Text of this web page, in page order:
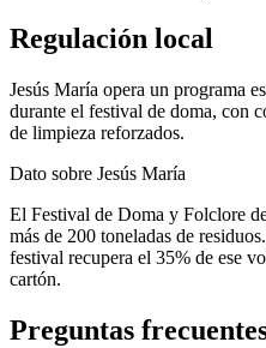
Regulación local
Jesús María opera un programa
durante el festival de doma, con
de limpieza reforzados.
Dato sobre Jesús María
El Festival de Doma y Folclore
más de 200 toneladas de
festival recupera el 35% de ese
cartón.
Preguntas